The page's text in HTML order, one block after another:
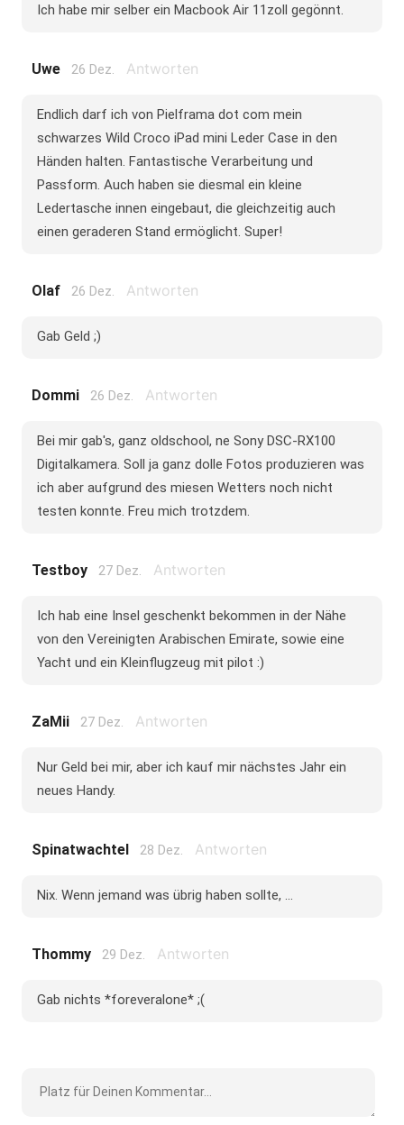
Ich habe mir selber ein Macbook Air 11zoll gegönnt.
Uwe 26 Dez. Antworten
Endlich darf ich von Pielframa dot com mein
schwarzes Wild Croco iPad mini Leder Case in den
Händen halten. Fantastische Verarbeitung und
Passform. Auch haben sie diesmal ein kleine
Ledertasche innen eingebaut, die gleichzeitig auch
einen geraderen Stand ermöglicht. Super!
Olaf 26 Dez. Antworten
Gab Geld ;)
Dommi 26 Dez. Antworten
Bei mir gab's, ganz oldschool, ne Sony DSC-RX100
Digitalkamera. Soll ja ganz dolle Fotos produzieren was
ich aber aufgrund des miesen Wetters noch nicht
testen konnte. Freu mich trotzdem.
Testboy 27 Dez. Antworten
Ich hab eine Insel geschenkt bekommen in der Nähe
von den Vereinigten Arabischen Emirate, sowie eine
Yacht und ein Kleinflugzeug mit pilot :)
ZaMii 27 Dez. Antworten
Nur Geld bei mir, aber ich kauf mir nächstes Jahr ein
neues Handy.
Spinatwachtel 28 Dez. Antworten
Nix. Wenn jemand was übrig haben sollte, ...
Thommy 29 Dez. Antworten
Gab nichts *foreveralone* ;(